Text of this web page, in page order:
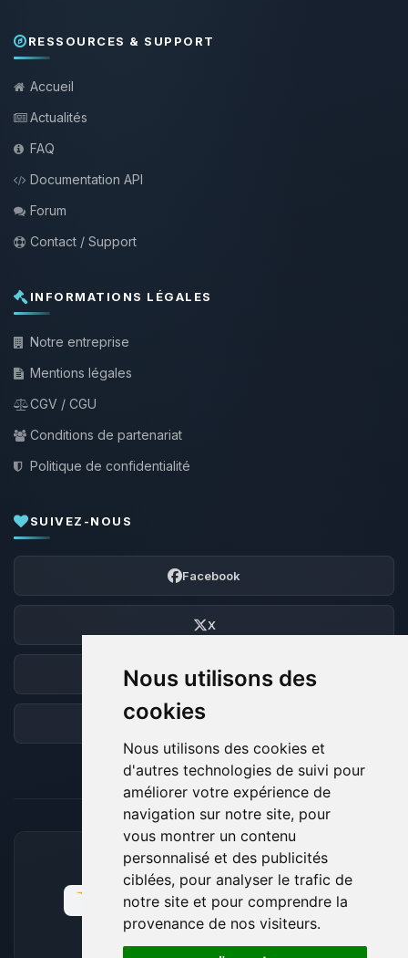
Nous utilisons des
cookies
Nous utilisons des cookies et
d'autres technologies de suivi pour
améliorer votre expérience de
navigation sur notre site, pour
vous montrer un contenu
personnalisé et des publicités
ciblées, pour analyser le trafic de
notre site et pour comprendre la
provenance de nos visiteurs.
RESSOURCES & SUPPORT
Accueil
Actualités
FAQ
Documentation API
Forum
Contact / Support
INFORMATIONS LÉGALES
Notre entreprise
Mentions légales
CGV / CGU
Conditions de partenariat
Politique de confidentialité
SUIVEZ-NOUS
Facebook
X
Discord
Forum
MOYENS DE PAIEMENT ACCEPTÉS